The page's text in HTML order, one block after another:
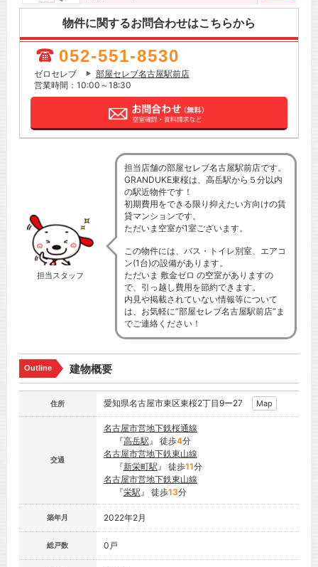
物件に関するお問合わせはこちらから
052-551-8530
ゼロセレブ
部屋セレブ名古屋駅前店
営業時間：10:00～18:30
担当スタッフ
担当店舗の部屋セレブ名古屋駅前店です。
GRANDUKE東桜は、高岳駅から５分以内
の駅近物件です！
初期費用をできる限り抑えたい方向けの賃
貸マンションです。
ただいま空室が1室ございます。
この物件には、バス・トイレ別室、エアコ
ン(1台)の設備があります。
ただいま 敷金ゼロ の空室がありますの
で、引っ越し費用を節約できます。
内見や掲載されていない情報等について
は、お気軽に”部屋セレブ名古屋駅前店”ま
でご連絡ください！
Outline 建物概要
住所 愛知県名古屋市東区東桜2丁目9ー27 Map
交通
名古屋市営地下鉄桜通線
『高岳駅』 徒歩4分
名古屋市営地下鉄東山線
『新栄町駅』 徒歩11分
名古屋市営地下鉄東山線
『栄駅』 徒歩13分
築年月 2022年2月
総戸数 0戸